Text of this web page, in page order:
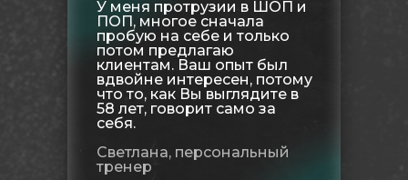
У меня протрузии в ШОП и
ПОП, многое сначала
пробую на себе и только
потом предлагаю
клиентам. Ваш опыт был
вдвойне интересен, потому
что то, как Вы выглядите в
58 лет, говорит само за
себя.
Светлана, персональный
тренер